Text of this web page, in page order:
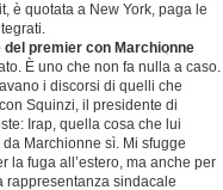
è quotata a New York, paga le
premier con Marchionne
È uno che non fa nulla a caso.
i discorsi di quelli che
Squinzi, il presidente di
Irap, quella cosa che lui
Marchionne sì. Mi sfugge
la fuga all’estero, ma anche per
rappresentanza sindacale